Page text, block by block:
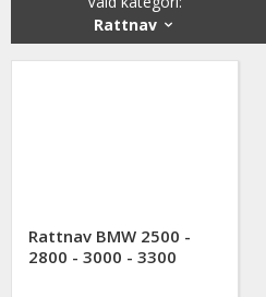
måttet då vi aldrig skulle erbjuda
välja att använda.
Rattnav
Rattnav BMW 2500 -
2800 - 3000 - 3300